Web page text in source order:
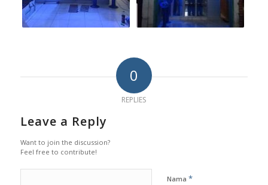
0
REPLIES
Leave a Reply
Want to join the discussion?
Feel free to contribute!
Nama *